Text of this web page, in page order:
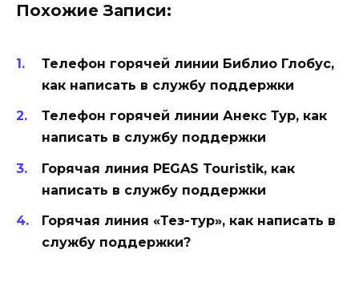
Похожие Записи:
Телефон горячей линии Библио Глобус,
как написать в службу поддержки
Телефон горячей линии Анекс Тур, как
написать в службу поддержки
Горячая линия PEGAS Touristik, как
написать в службу поддержки
Горячая линия «Тез-тур», как написать в
службу поддержки?